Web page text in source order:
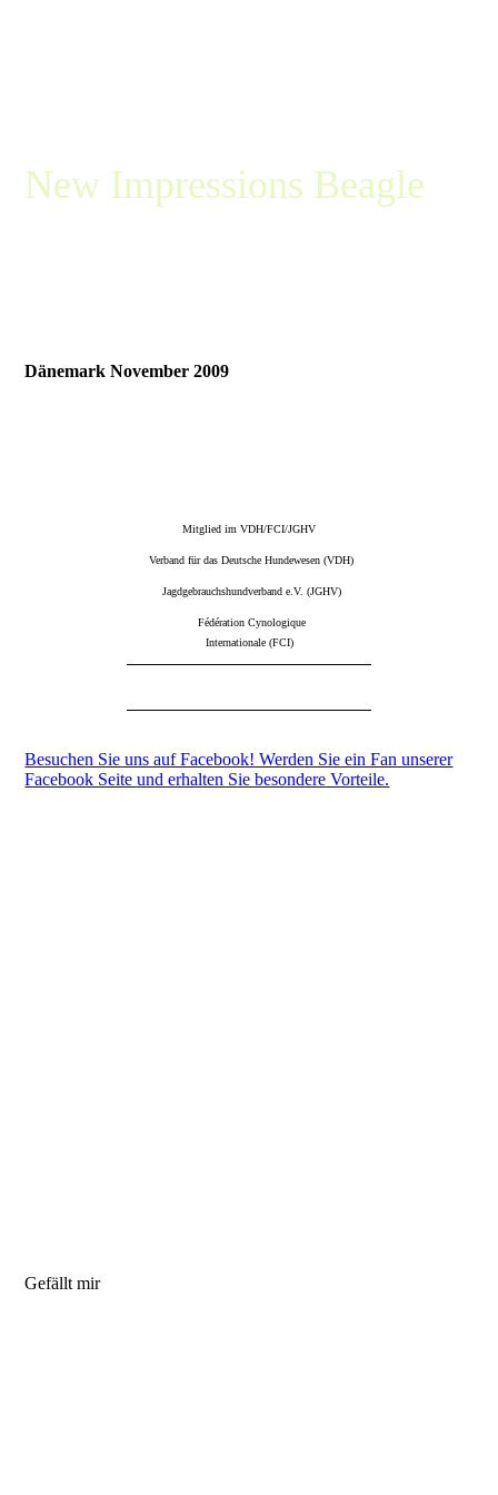
New Impressions Beagle
Dänemark November 2009
Mitglied im VDH/FCI/JGHV
Verband für das Deutsche Hundewesen (VDH)
Jagdgebrauchshundverband e.V. (JGHV)
Fédération Cynologique
Internationale (FCI)
Besuchen Sie uns auf Facebook! Werden Sie ein Fan unserer
Facebook Seite und erhalten Sie besondere Vorteile.
Gefällt mir